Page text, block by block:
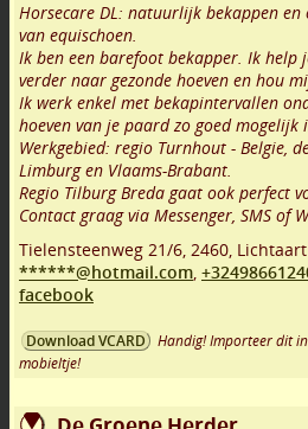
Horsecare DL: natuurlijk bekappen en
van equischoen.
Ik ben een barefoot bekapper. Ik help
verder naar gezonde hoeven en hou
Ik werk enkel met bekapintervallen
hoeven van je paard zo goed mogelijk
Werkgebied: regio Turnhout - Belgie,
Limburg en Vlaams-Brabant.
Regio Tilburg Breda gaat ook perfect
Contact graag via Messenger, SMS of
Tielensteenweg 21/6, 2460, Lichtaart
******@hotmail.com,
facebook
Download VCARD
Handig! Importeer dit
mobieltje!